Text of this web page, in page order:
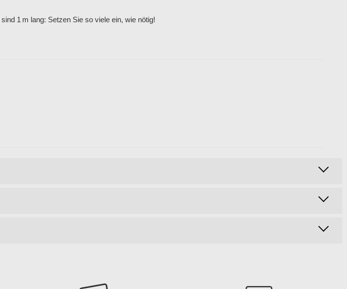
1 m lang: Setzen Sie so viele ein, wie nötig!